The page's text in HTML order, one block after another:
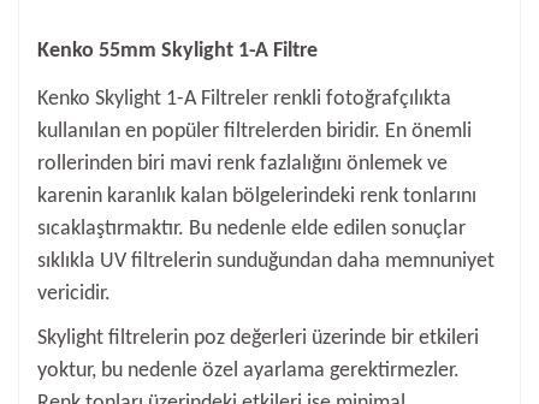
Kenko 55mm Skylight 1-A Filtre
Kenko Skylight 1-A Filtreler renkli fotoğrafçılıkta
kullanılan en popüler filtrelerden biridir. En önemli
rollerinden biri mavi renk fazlalığını önlemek ve
karenin karanlık kalan bölgelerindeki renk tonlarını
sıcaklaştırmaktır. Bu nedenle elde edilen sonuçlar
sıklıkla UV filtrelerin sunduğundan daha memnuniyet
vericidir.
Skylight filtrelerin poz değerleri üzerinde bir etkileri
yoktur, bu nedenle özel ayarlama gerektirmezler.